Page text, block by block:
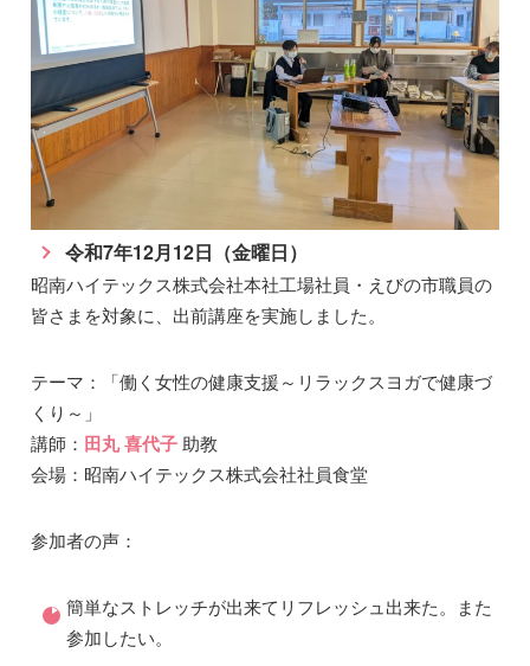
令和7年12月12日（金曜日）
昭南ハイテックス株式会社本社工場社員・えびの市職員の
皆さまを対象に、出前講座を実施しました。
テーマ：「働く女性の健康支援～リラックスヨガで健康づ
くり～」
講師： 田丸 喜代子 助教
会場：昭南ハイテックス株式会社社員食堂
参加者の声：
簡単なストレッチが出来てリフレッシュ出来た。また
参加したい。